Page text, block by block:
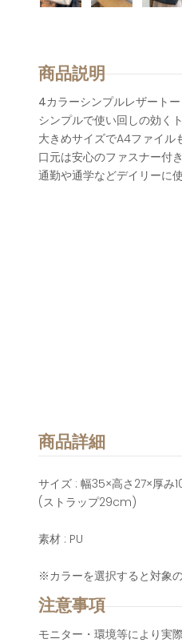
商品説明
4カラーシンプルレザート
シンプルで使い回しの効く
大きめサイズでA4ファイル
口元は安心のファスナー付き
通勤や通学などデイリーに
商品詳細
サイズ : 幅35×高さ27×厚み
(ストラップ29cm)
素材 : PU
※カラーを選択すると対象
注意事項
モニター・環境等により実